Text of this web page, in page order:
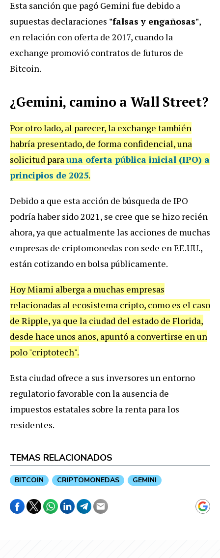
Esta sanción que pagó Gemini fue debido a
supuestas declaraciones "falsas y engañosas",
en relación con oferta de 2017, cuando la
exchange promovió contratos de futuros de
Bitcoin.
¿Gemini, camino a Wall Street?
Por otro lado, al parecer, la exchange también
habría presentado, de forma confidencial, una
solicitud parauna oferta pública inicial (IPO) a
principios de 2025.
Debido a que esta acción de búsqueda de IPO
podría haber sido 2021, se cree que se hizo recién
ahora, ya que actualmente las acciones de muchas
empresas de criptomonedas con sede en EE.UU.,
están cotizando en bolsa públicamente.
Hoy Miami alberga a muchas empresas
relacionadas al ecosistema cripto, como es el caso
de Ripple, ya que la ciudad del estado de Florida,
desde hace unos años, apuntó a convertirse en un
polo "criptotech".
Esta ciudad ofrece a sus inversores un entorno
regulatorio favorable con la ausencia de
impuestos estatales sobre la renta para los
residentes.
TEMAS RELACIONADOS
BITCOIN CRIPTOMONEDAS GEMINI